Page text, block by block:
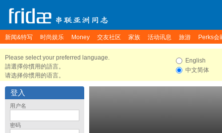
新闻&特写 时尚娱乐 Money 交友社区 家族 活动讯息 旅游 Perks会
Please select your preferred language.
請選擇你慣用的語言。
请选择你惯用的语言。
English
中文简体
登入
用户名
密码